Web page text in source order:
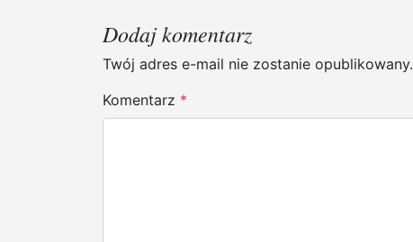
i
g
a
c
Dodaj komentarz
Twój adres e-mail nie zostanie opublikowany.
Komentarz *